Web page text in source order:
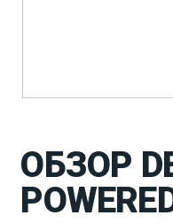
ОБЗОР